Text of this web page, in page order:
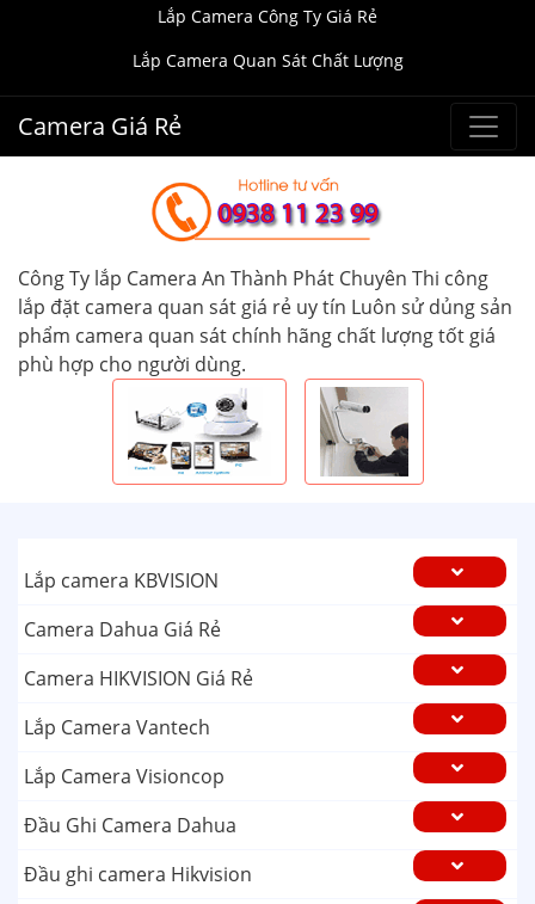
Lắp Camera Công Ty Giá Rẻ
Lắp Camera Quan Sát Chất Lượng
Camera Giá Rẻ
Công Ty lắp Camera An Thành Phát Chuyên Thi công
lắp đặt camera quan sát giá rẻ uy tín Luôn sử dủng sản
phẩm camera quan sát chính hãng chất lượng tốt giá
phù hợp cho người dùng.
Lắp camera KBVISION
Camera Dahua Giá Rẻ
Camera HIKVISION Giá Rẻ
Lắp Camera Vantech
Lắp Camera Visioncop
Đầu Ghi Camera Dahua
Đầu ghi camera Hikvision